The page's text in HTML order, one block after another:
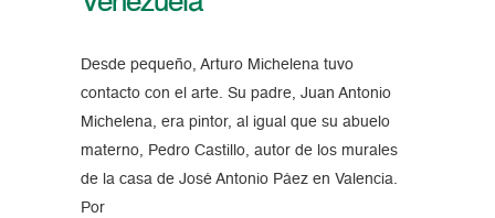
Desde pequeño, Arturo Michelena tuvo
contacto con el arte. Su padre, Juan Antonio
Michelena, era pintor, al igual que su abuelo
materno, Pedro Castillo, autor de los murales
de la casa de José Antonio Páez en Valencia.
Por